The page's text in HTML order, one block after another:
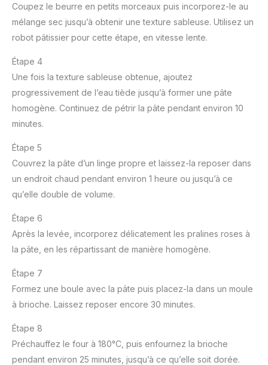
Coupez le beurre en petits morceaux puis incorporez-le au
mélange sec jusqu’à obtenir une texture sableuse. Utilisez un
robot pâtissier pour cette étape, en vitesse lente.
Étape 4
Une fois la texture sableuse obtenue, ajoutez
progressivement de l’eau tiède jusqu’à former une pâte
homogène. Continuez de pétrir la pâte pendant environ 10
minutes.
Étape 5
Couvrez la pâte d’un linge propre et laissez-la reposer dans
un endroit chaud pendant environ 1 heure ou jusqu’à ce
qu’elle double de volume.
Étape 6
Après la levée, incorporez délicatement les pralines roses à
la pâte, en les répartissant de manière homogène.
Étape 7
Formez une boule avec la pâte puis placez-la dans un moule
à brioche. Laissez reposer encore 30 minutes.
Étape 8
Préchauffez le four à 180°C, puis enfournez la brioche
pendant environ 25 minutes, jusqu’à ce qu’elle soit dorée.